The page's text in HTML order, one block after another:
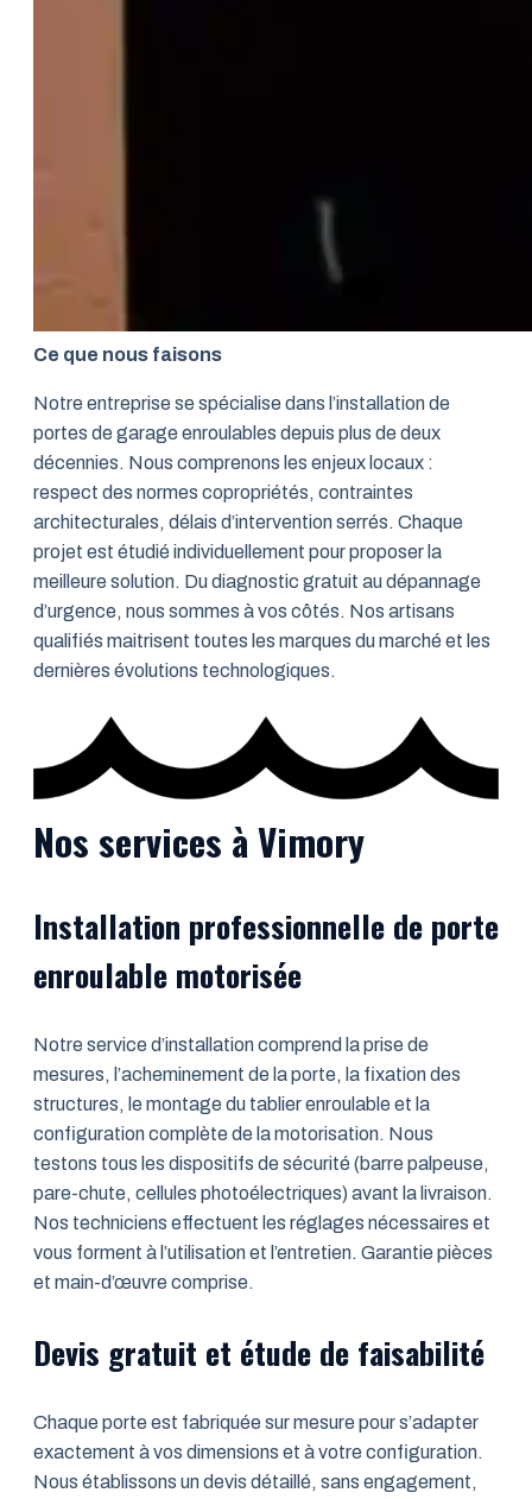
Ce que nous faisons
Notre entreprise se spécialise dans l’installation de
portes de garage enroulables depuis plus de deux
décennies. Nous comprenons les enjeux locaux :
respect des normes copropriétés, contraintes
architecturales, délais d’intervention serrés. Chaque
projet est étudié individuellement pour proposer la
meilleure solution. Du diagnostic gratuit au dépannage
d’urgence, nous sommes à vos côtés. Nos artisans
qualifiés maitrisent toutes les marques du marché et les
dernières évolutions technologiques.
Nos services à Vimory
Installation professionnelle de porte
enroulable motorisée
Notre service d’installation comprend la prise de
mesures, l’acheminement de la porte, la fixation des
structures, le montage du tablier enroulable et la
configuration complète de la motorisation. Nous
testons tous les dispositifs de sécurité (barre palpeuse,
pare-chute, cellules photoélectriques) avant la livraison.
Nos techniciens effectuent les réglages nécessaires et
vous forment à l’utilisation et l’entretien. Garantie pièces
et main-d’œuvre comprise.
Devis gratuit et étude de faisabilité
Chaque porte est fabriquée sur mesure pour s’adapter
exactement à vos dimensions et à votre configuration.
Nous établissons un devis détaillé, sans engagement,